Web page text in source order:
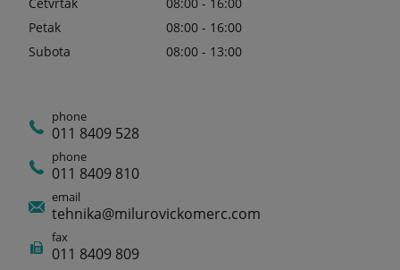
Petak
08:00 - 16:00
Subota
08:00 - 13:00
phone
011 8409 528
phone
011 8409 810
email
tehnika@milurovickomerc.com
fax
011 8409 809